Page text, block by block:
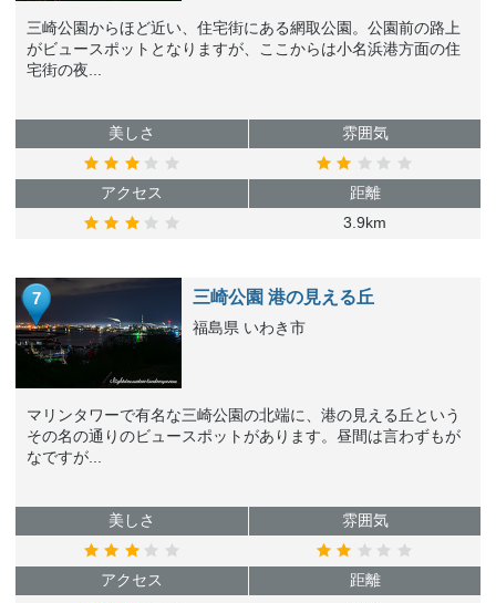
三崎公園からほど近い、住宅街にある網取公園。公園前の路上
がビュースポットとなりますが、ここからは小名浜港方面の住
宅街の夜...
美しさ 雰囲気
アクセス
距離
3.9km
7 三崎公園 港の見える丘
福島県 いわき市
マリンタワーで有名な三崎公園の北端に、港の見える丘という
その名の通りのビュースポットがあります。昼間は言わずもが
なですが...
美しさ 雰囲気
アクセス
距離